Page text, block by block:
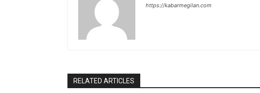
https://kabarmegilan.com
RELATED ARTICLES